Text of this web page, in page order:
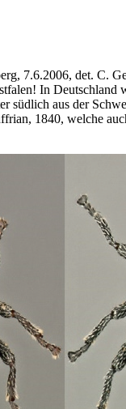
7.6.2006, det. C.
In Deutschland
südlich aus der
1840, welche